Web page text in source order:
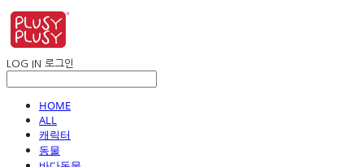
LOG IN 로그인
HOME
ALL
캐릭터
동물